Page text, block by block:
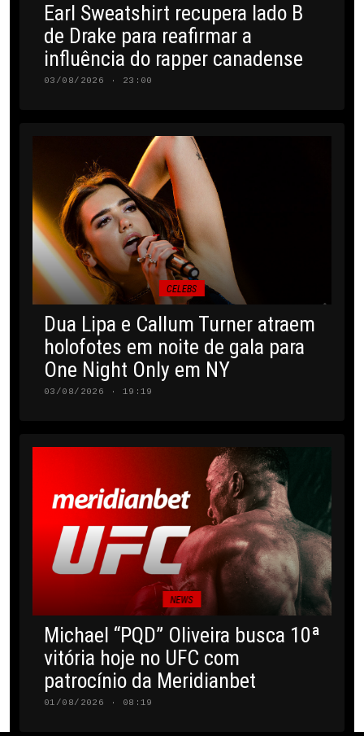
Earl Sweatshirt recupera lado B
de Drake para reafirmar a
influência do rapper canadense
03/08/2026 · 23:00
CELEBS
Dua Lipa e Callum Turner atraem
holofotes em noite de gala para
One Night Only em NY
03/08/2026 · 19:19
NEWS
Michael “PQD” Oliveira busca 10ª
vitória hoje no UFC com
patrocínio da Meridianbet
01/08/2026 · 08:19